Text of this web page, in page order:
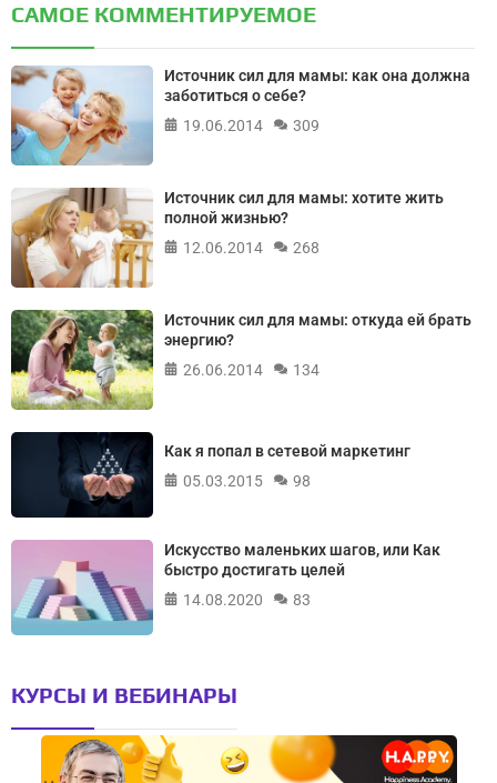
САМОЕ КОММЕНТИРУЕМОЕ
Источник сил для мамы: как она должна
заботиться о себе?
19.06.2014
309
Источник сил для мамы: хотите жить
полной жизнью?
12.06.2014
268
Источник сил для мамы: откуда ей брать
энергию?
26.06.2014
134
Как я попал в сетевой маркетинг
05.03.2015
98
Искусство маленьких шагов, или Как
быстро достигать целей
14.08.2020
83
КУРСЫ И ВЕБИНАРЫ